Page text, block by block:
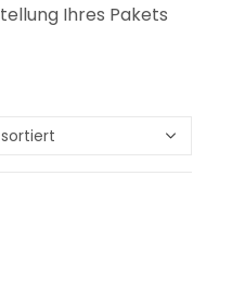
Ihres Pakets